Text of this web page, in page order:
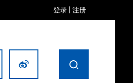
注册
登录